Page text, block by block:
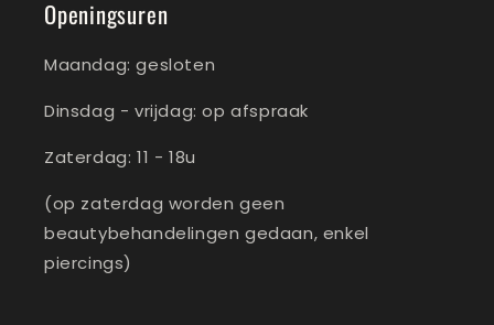
Openingsuren
Maandag: gesloten
Dinsdag - vrijdag: op afspraak
Zaterdag: 11 - 18u
(op zaterdag worden geen
beautybehandelingen gedaan, enkel
piercings)